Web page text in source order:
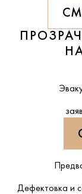
Дефектовка и